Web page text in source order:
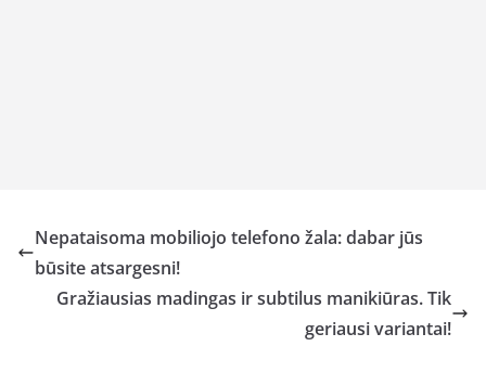
Nepataisoma mobiliojo telefono žala: dabar jūs
būsite atsargesni!
Gražiausias madingas ir subtilus manikiūras. Tik
geriausi variantai!